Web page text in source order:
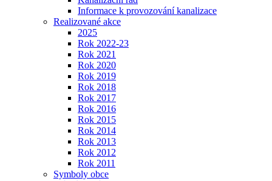
Informace k provozování kanalizace
Realizované akce
2025
Rok 2022-23
Rok 2021
Rok 2020
Rok 2019
Rok 2018
Rok 2017
Rok 2016
Rok 2015
Rok 2014
Rok 2013
Rok 2012
Rok 2011
Symboly obce